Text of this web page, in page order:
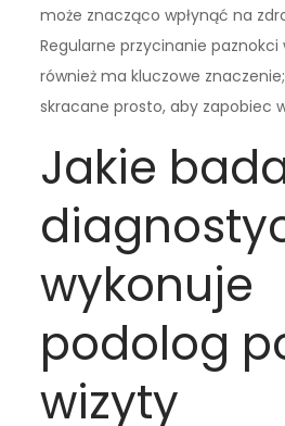
może znacząco wpłynąć na
Regularne przycinanie
również ma kluczowe
skracane prosto, aby zapobiec
Jakie
wykonuje
podolog
wizyty